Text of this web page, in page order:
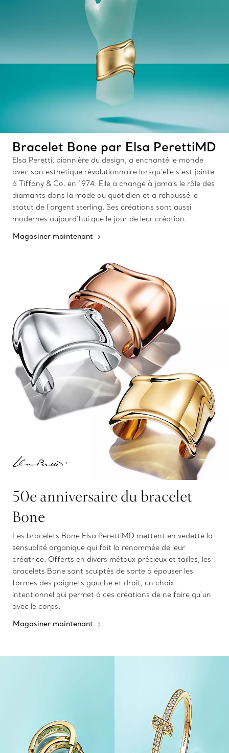
Bracelet Bone par Elsa PerettiMD
Elsa Peretti, pionnière du design, a enchanté le monde
avec son esthétique révolutionnaire lorsqu’elle s’est jointe
à Tiffany & Co. en 1974. Elle a changé à jamais le rôle des
diamants dans la mode au quotidien et a rehaussé le
statut de l’argent sterling. Ses créations sont aussi
modernes aujourd’hui que le jour de leur création.
Magasiner maintenant
50e anniversaire du bracelet
Bone
Les bracelets Bone Elsa PerettiMD mettent en vedette la
sensualité organique qui fait la renommée de leur
créatrice. Offerts en divers métaux précieux et tailles, les
bracelets Bone sont sculptés de sorte à épouser les
formes des poignets gauche et droit, un choix
intentionnel qui permet à ces créations de ne faire qu’un
avec le corps.
Magasiner maintenant